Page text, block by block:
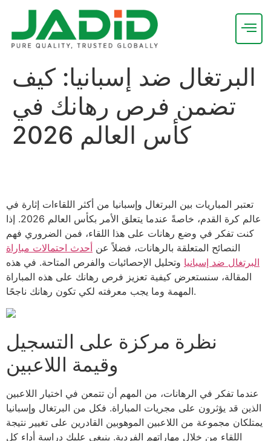
البرتغال ضد إسبانيا: كيف
تضمن فرص رهانك في
كأس العالم 2026
تعتبر المباريات بين البرتغال وإسبانيا من أكثر اللقاءات إثارة في
عالم كرة القدم، خاصةً عندما يتعلق الأمر بكأس العالم 2026. إذا
كنت تفكر في وضع رهانات على هذا اللقاء، فمن الضروري فهم
النصائح المتعلقة بالرهانات، فضلاً عن أحدث احتمالات مباراة
البرتغال ضد إسبانيا وتحليل الإحصائيات والفرص المتاحة. في هذه
المقالة، سنستعرض كيفية تعزيز فرص رهانك على هذه المباراة
المهمة وما يجب معرفته لكي تكون رهانك ناجحًا.
نظرة مركزة على التسجيل
وقيمة اللاعبين
عندما تفكر في الرهانات، من المهم أن تتمعن في اختيار اللاعبين
الذين قد يؤثرون على مجريات المباراة. فكل من البرتغال وإسبانيا
يمتلكان مجموعة من اللاعبين الموهوبين القادرين على تغيير نتيجة
اللقاء من خلال مهاراتهم الفردية. ينبغي عليك دراسة أداء كل